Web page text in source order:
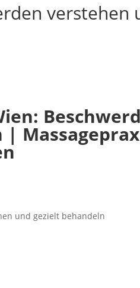
verstehen